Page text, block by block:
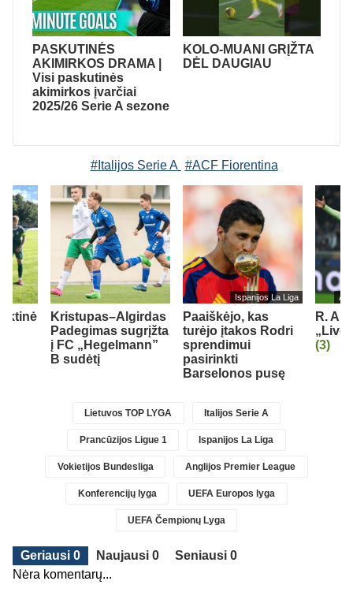
PASKUTINĖS
AKIMIRKOS DRAMA |
Visi paskutinės
akimirkos įvarčiai
2025/26 Serie A sezone
KOLO-MUANI GRĮŽTA
DĖL DAUGIAU
#Italijos Serie A #ACF Fiorentina
Kristupas–Algirdas
Padegimas sugrįžta
į FC „Hegelmann”
B sudėtį
Ispanijos La Liga
Paaiškėjo, kas
turėjo įtakos Rodri
sprendimui
pasirinkti
Barselonos pusę
R.
(3)
Lietuvos TOP LYGA Italijos Serie A
Prancūzijos Ligue 1 Ispanijos La Liga
Vokietijos Bundesliga Anglijos Premier League
Konferencijų lyga UEFA Europos lyga
UEFA Čempionų Lyga
Geriausi 0 Naujausi 0
Seniausi 0
Nėra komentarų...